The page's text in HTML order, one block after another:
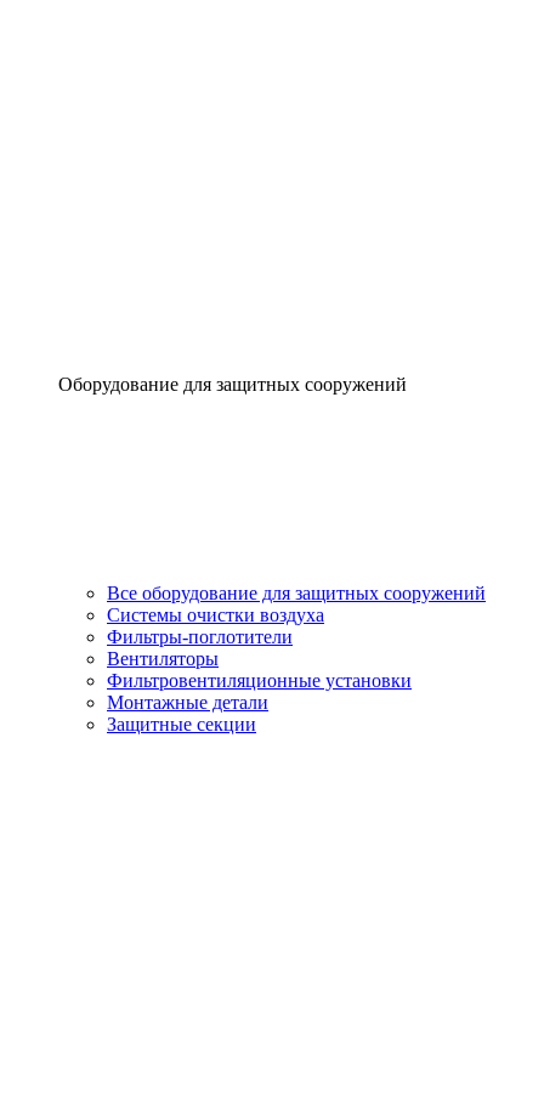
Оборудование для защитных сооружений
Все оборудование для защитных сооружений
Системы очистки воздуха
Фильтры-поглотители
Вентиляторы
Фильтровентиляционные установки
Монтажные детали
Защитные секции